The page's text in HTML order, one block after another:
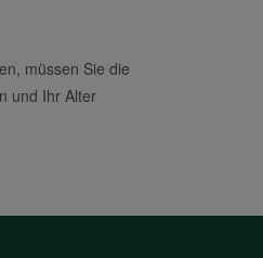
müssen Sie die
und Ihr Alter